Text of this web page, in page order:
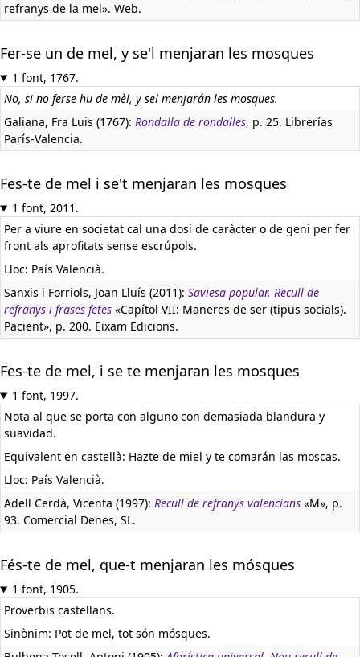
refranys de la mel». Web.
Fer-se un de mel, y se'l menjaran les mosques
1 font, 1767.
No, si no ferse hu de mèl, y sel menjarán les mosques.
Galiana, Fra Luis (1767): Rondalla de rondalles, p. 25. Librerías
París-Valencia.
Fes-te de mel i se't menjaran les mosques
1 font, 2011.
Per a viure en societat cal una dosi de caràcter o de geni per fer
front als aprofitats sense escrúpols.
Lloc: País Valencià.
Sanxis i Forriols, Joan Lluís (2011): Saviesa popular. Recull de
refranys i frases fetes «Capítol VII: Maneres de ser (tipus socials).
Pacient», p. 200. Eixam Edicions.
Fes-te de mel, i se te menjaran les mosques
1 font, 1997.
Nota al que se porta con alguno con demasiada blandura y
suavidad.
Equivalent en castellà: Hazte de miel y te comarán las moscas.
Lloc: País Valencià.
Adell Cerdà, Vicenta (1997): Recull de refranys valencians «M», p.
93. Comercial Denes, SL.
Fés-te de mel, que-t menjaran les mósques
1 font, 1905.
Proverbis castellans.
Sinònim: Pot de mel, tot són mósques.